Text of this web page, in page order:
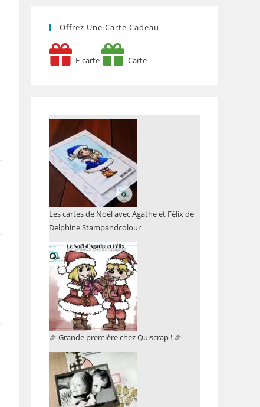
Offrez Une Carte Cadeau
E-carte Carte
Les cartes de Noël avec Agathe et Félix de
Delphine Stampandcolour
🎉 Grande première chez Quiscrap ! 🎉